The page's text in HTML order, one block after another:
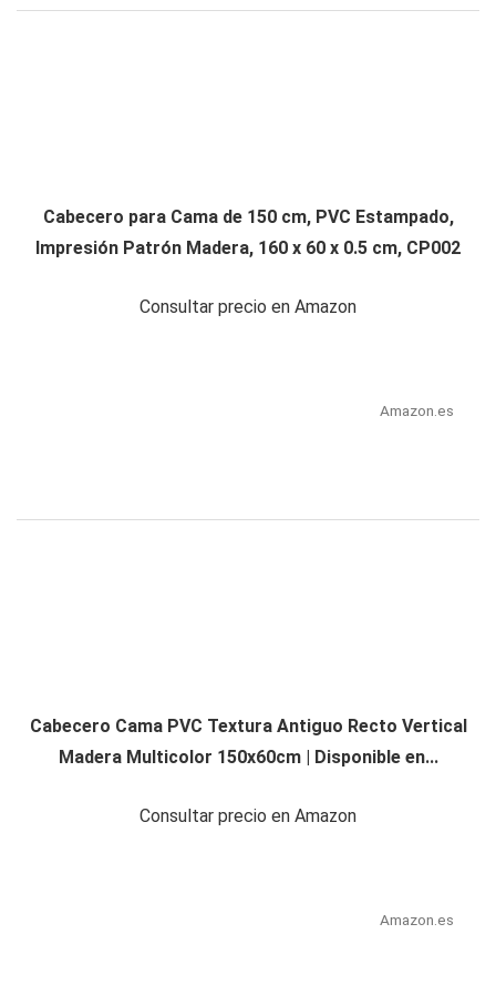
Cabecero para Cama de 150 cm, PVC Estampado,
Impresión Patrón Madera, 160 x 60 x 0.5 cm, CP002
Consultar precio en Amazon
Amazon.es
Cabecero Cama PVC Textura Antiguo Recto Vertical
Madera Multicolor 150x60cm | Disponible en...
Consultar precio en Amazon
Amazon.es